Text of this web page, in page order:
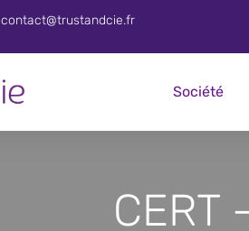
contact@trustandcie.fr
Société
CERT